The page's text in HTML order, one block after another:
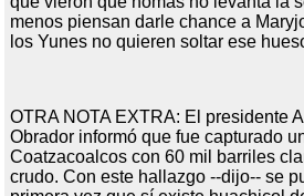
menos piensan darle chance a
los Yunes no quieren soltar ese
OTRA NOTA EXTRA: El presidente
Obrador informó que fue capturado
Coatzacoalcos con 60 mil barriles
crudo. Con este hallazgo --dijo-- se